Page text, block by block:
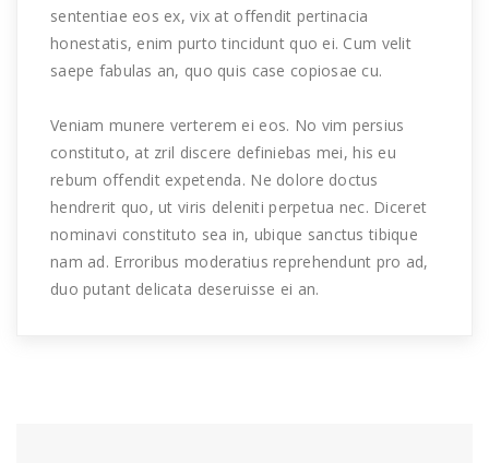
sententiae eos ex, vix at offendit pertinacia
honestatis, enim purto tincidunt quo ei. Cum velit
saepe fabulas an, quo quis case copiosae cu.
Veniam munere verterem ei eos. No vim persius
constituto, at zril discere definiebas mei, his eu
rebum offendit expetenda. Ne dolore doctus
hendrerit quo, ut viris deleniti perpetua nec. Diceret
nominavi constituto sea in, ubique sanctus tibique
nam ad. Erroribus moderatius reprehendunt pro ad,
duo putant delicata deseruisse ei an.